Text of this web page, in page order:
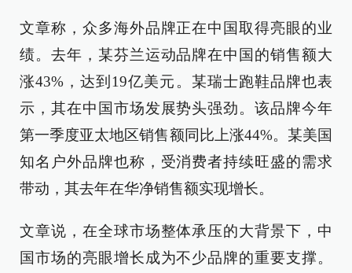
文章称，众多海外品牌正在中国取得亮眼的业
绩。去年，某芬兰运动品牌在中国的销售额大
涨43%，达到19亿美元。某瑞士跑鞋品牌也表
示，其在中国市场发展势头强劲。该品牌今年
第一季度亚太地区销售额同比上涨44%。某美国
知名户外品牌也称，受消费者持续旺盛的需求
带动，其去年在华净销售额实现增长。
文章说，在全球市场整体承压的大背景下，中
国市场的亮眼增长成为不少品牌的重要支撑。